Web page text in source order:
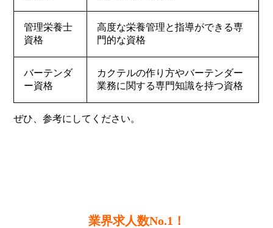
管理栄養士
資格
高度な栄養管理と指導ができる専
門的な資格
バーテンダ
ー資格
カクテルの作り方やバーテンダー
業務に関する専門知識を持つ資格
ぜひ、参考にしてください。
業界求人数No.1！